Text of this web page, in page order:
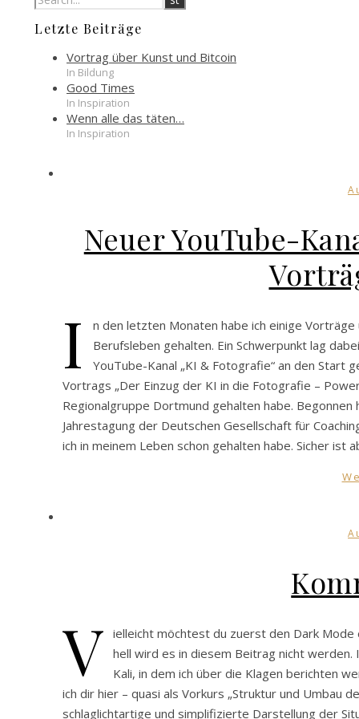
Letzte Beiträge
Vortrag über Kunst und Bitcoin
In Bildung
Good Times
In Inspiration
Wenn alle das täten…
In Inspiration
Neuer YouTube-
I
n den letzten Monaten habe ich einige
Berufsleben gehalten. Ein Schwerpunkt lag
YouTube-Kanal „KI & Fotografie“ an den Start
Vortrags „Der Einzug der KI in die Fotografie –
Regionalgruppe Dortmund gehalten habe.
Jahrestagung der Deutschen Gesellschaft für
ich in meinem Leben schon gehalten habe. Sicher ist
V ielleicht möchtest du zuerst den Dark Mode
hell wird es in diesem Beitrag nicht
Kali, in dem ich über die Klagen berichten
ich dir hier – quasi als Vorkurs „Struktur und Umbau
schlaglichtartige und simplifizierte Darstellung der